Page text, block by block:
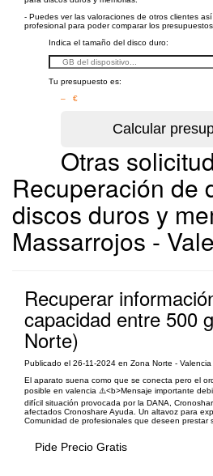
- Puedes ver las valoraciones de otros clientes
profesional para poder comparar los
Indica el tamaño del disco duro:
Tu presupuesto es:
– €
Otras
Recuperación de
discos duros y
Massarrojos -
Recuperar
capacidad entre 500
Norte)
Publicado el 26-11-2024 en Zona Norte - Valencia
El aparato suena como que se conecta pero el
posible en valencia ⚠️<b>Mensaje importante
difícil situación provocada por la DANA,
afectados Cronoshare Ayuda. Un altavoz para
Comunidad de profesionales que deseen prestar
Pide Precio Gratis